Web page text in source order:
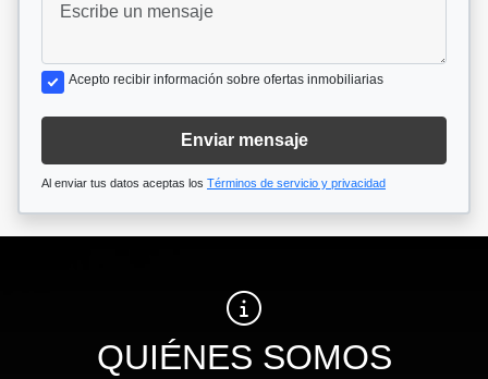
Acepto recibir información sobre ofertas inmobiliarias
Enviar mensaje
Al enviar tus datos aceptas los Términos de servicio y privacidad
QUIÉNES SOMOS